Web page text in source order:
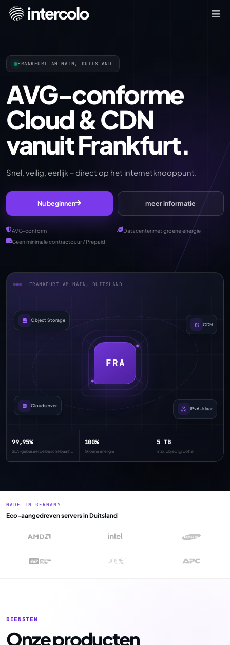
FRANKFURT AM MAIN, DUITSLAND
AVG-conforme
Cloud & CDN
vanuit Frankfurt.
Snel, veilig, eerlijk – direct op het internetknooppunt.
Nu beginnen meer informatie
AVG-conform
Datacenter met groene energie
Geen minimale contractduur / Prepaid
FRANKFURT AM MAIN, DUITSLAND
Object Storage
CDN
Cloudserver
IPv6-klaar
FRA
99,95%
SLA-gebaseerde beschikbaarheid
100%
Groene energie
5 TB
max. objectgrootte
MADE IN GERMANY
Eco-aangedreven servers in Duitsland
DIENSTEN
Onze producten